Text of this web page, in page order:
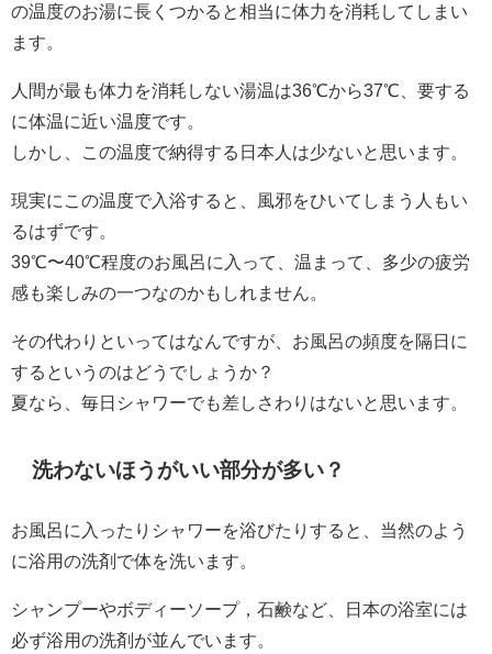
の温度のお湯に長くつかると相当に体力を消耗してしまい
ます。
人間が最も体力を消耗しない湯温は36℃から37℃、要する
に体温に近い温度です。
しかし、この温度で納得する日本人は少ないと思います。
現実にこの温度で入浴すると、風邪をひいてしまう人もい
るはずです。
39℃〜40℃程度のお風呂に入って、温まって、多少の疲労
感も楽しみの一つなのかもしれません。
その代わりといってはなんですが、お風呂の頻度を隔日に
するというのはどうでしょうか？
夏なら、毎日シャワーでも差しさわりはないと思います。
洗わないほうがいい部分が多い？
お風呂に入ったりシャワーを浴びたりすると、当然のよう
に浴用の洗剤で体を洗います。
シャンプーやボディーソープ，石鹸など、日本の浴室には
必ず浴用の洗剤が並んでいます。